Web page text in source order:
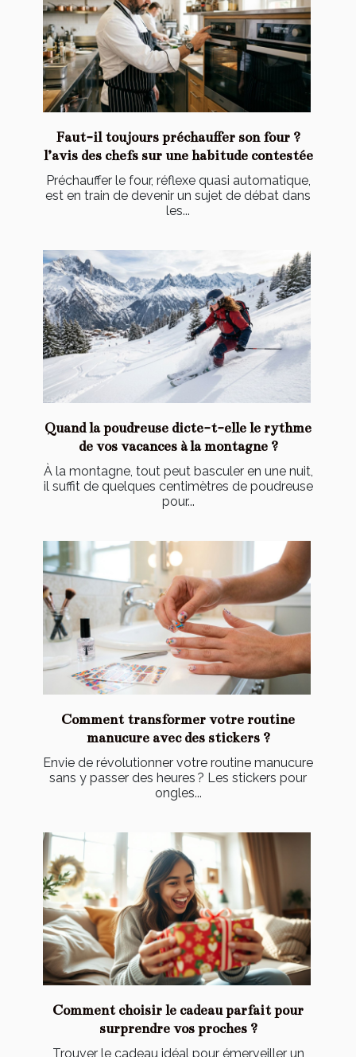
Faut-il toujours préchauffer son four ?
l’avis des chefs sur une habitude contestée
Préchauffer le four, réflexe quasi automatique,
est en train de devenir un sujet de débat dans
les...
Quand la poudreuse dicte-t-elle le rythme
de vos vacances à la montagne ?
À la montagne, tout peut basculer en une nuit,
il suffit de quelques centimètres de poudreuse
pour...
Comment transformer votre routine
manucure avec des stickers ?
Envie de révolutionner votre routine manucure
sans y passer des heures ? Les stickers pour
ongles...
Comment choisir le cadeau parfait pour
surprendre vos proches ?
Trouver le cadeau idéal pour émerveiller un